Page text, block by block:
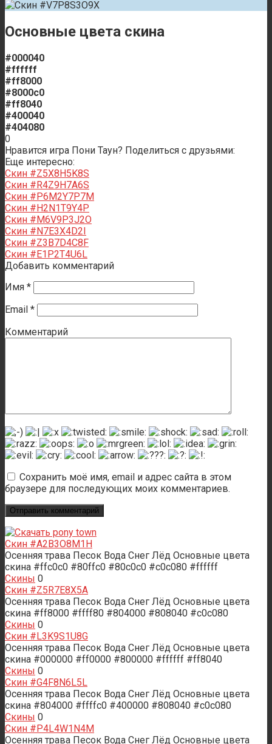
Основные цвета скина
#000040
#ffffff
#ff8000
#8000c0
#ff8040
#400040
#404080
0
Нравится игра Пони Таун? Поделиться с друзьями:
Еще интересно:
Скин #Z5X8H5K8S
Скин #R4Z9H7A6S
Скин #P6M2Y7P7M
Скин #H2N1T9Y4P
Скин #M6V9P3J2O
Скин #N7E3X4D2I
Скин #Z3B7D4C8F
Скин #E1P2T4U6L
Добавить комментарий
Имя *
Email *
Комментарий
Сохранить моё имя, email и адрес сайта в этом
браузере для последующих моих комментариев.
Скин #A2B3O8M1H
Осенняя трава Песок Вода Снег Лёд Основные цвета
скина #ffc0c0 #80ffc0 #80c0c0 #c0c080 #ffffff
Скины 0
Скин #Z5R7E8X5A
Осенняя трава Песок Вода Снег Лёд Основные цвета
скина #ff8000 #ffff80 #804000 #808040 #c0c080
Скины 0
Скин #L3K9S1U8G
Осенняя трава Песок Вода Снег Лёд Основные цвета
скина #000000 #ff0000 #800000 #ffffff #ff8040
Скины 0
Скин #G4F8N6L5L
Осенняя трава Песок Вода Снег Лёд Основные цвета
скина #804000 #ffffc0 #400000 #808040 #c0c080
Скины 0
Скин #P4L4W1N4M
Осенняя трава Песок Вода Снег Лёд Основные цвета